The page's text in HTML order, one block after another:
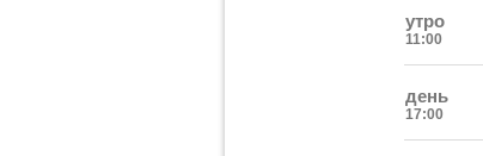
утро
11:00
день
17:00